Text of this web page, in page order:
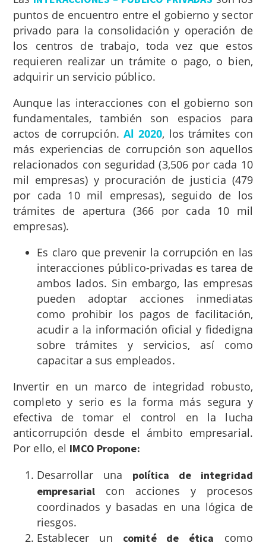
puntos de encuentro entre el gobierno y sector
privado para la consolidación y operación de
los centros de trabajo, toda vez que estos
requieren realizar un trámite o pago, o bien,
adquirir un servicio público.
Aunque las interacciones con el gobierno son
fundamentales, también son espacios para
actos de corrupción. Al 2020, los trámites con
más experiencias de corrupción son aquellos
relacionados con seguridad (3,506 por cada 10
mil empresas) y procuración de justicia (479
por cada 10 mil empresas), seguido de los
trámites de apertura (366 por cada 10 mil
empresas).
Es claro que prevenir la corrupción en las
interacciones público-privadas es tarea de
ambos lados. Sin embargo, las empresas
pueden adoptar acciones inmediatas
como prohibir los pagos de facilitación,
acudir a la información oficial y fidedigna
sobre trámites y servicios, así como
capacitar a sus empleados.
Invertir en un marco de integridad robusto,
completo y serio es la forma más segura y
efectiva de tomar el control en la lucha
anticorrupción desde el ámbito empresarial.
Por ello, el IMCO Propone:
Desarrollar una política de integridad
empresarial con acciones y procesos
coordinados y basadas en una lógica de
riesgos.
Establecer un comité de ética como